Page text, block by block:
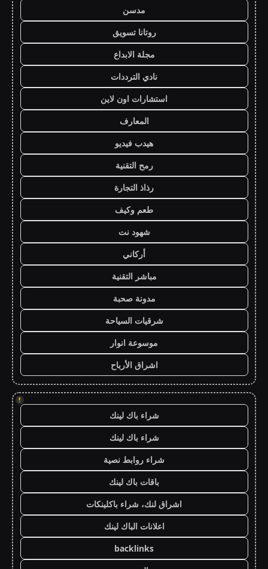
مدسن
روتانا تسويق
مجلة الابداع
نادي الترددات
استشارات اون لاين
المعارف
هيدب فيديو
رمح التقنية
رذاذ التجارة
طعم وكيف
شهود نت
أركاني
مباشر التقنية
مدونة صحبة
شرقيات السياحة
موسوعة انوار
اشراق الأرباح
!
شراء باك لينك
شراء باك لينك
شراء روابط نصية
باقات باك لينك
اشراق لنك، شراء باكلينكات
اعلانات الباك لينك
backlinks